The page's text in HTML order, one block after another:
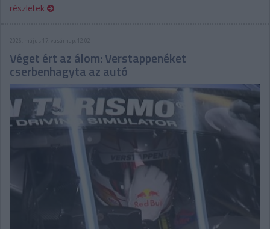
részletek
2026. május 17. vasárnap, 12:02
Véget ért az álom: Verstappenéket
cserbenhagyta az autó